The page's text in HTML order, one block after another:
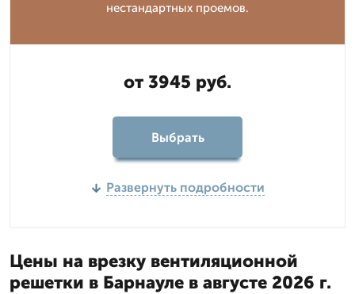
нестандартных проемов.
от 3945 руб.
Выбрать
Развернуть подробности
Цены на врезку вентиляционной
решетки в Барнауле в августе 2026 г.